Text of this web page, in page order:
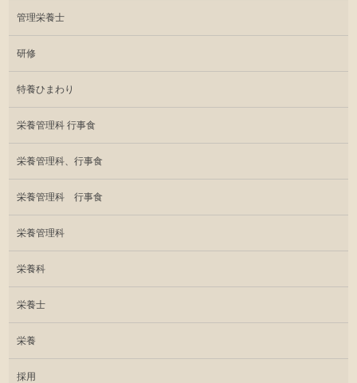
管理栄養士
研修
特養ひまわり
栄養管理科 行事食
栄養管理科、行事食
栄養管理科 行事食
栄養管理科
栄養科
栄養士
栄養
採用